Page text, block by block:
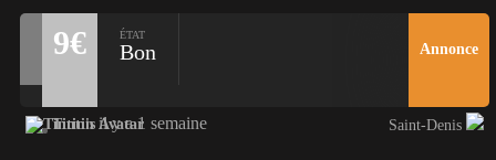
9€ ÉTAT
Bon Annonce
Tintin il y a 1 semaine Saint-Denis